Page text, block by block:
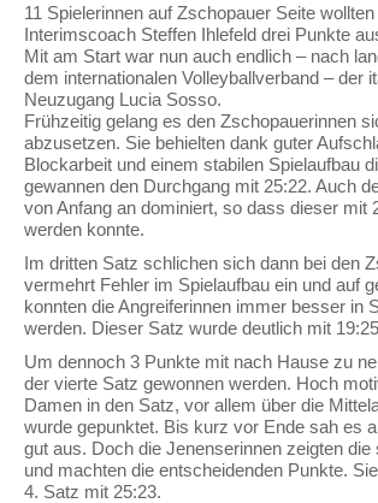
11 Spielerinnen auf Zschopauer Seite
Interimscoach Steffen Ihlefeld drei Punkte
Mit am Start war nun auch endlich – nach
dem internationalen Volleyballverband – der
Neuzugang Lucia Sosso.
Frühzeitig gelang es den Zschopauerinnen
abzusetzen. Sie behielten dank guter
Blockarbeit und einem stabilen Spielaufbau
gewannen den Durchgang mit 25:22. Auch
von Anfang an dominiert, so dass dieser mit
werden konnte.
Im dritten Satz schlichen sich dann bei den
vermehrt Fehler im Spielaufbau ein und auf
konnten die Angreiferinnen immer besser in
werden. Dieser Satz wurde deutlich mit
Um dennoch 3 Punkte mit nach Hause zu
der vierte Satz gewonnen werden. Hoch
Damen in den Satz, vor allem über die
wurde gepunktet. Bis kurz vor Ende sah es
gut aus. Doch die Jenenserinnen zeigten
und machten die entscheidenden Punkte.
4. Satz mit 25:23.